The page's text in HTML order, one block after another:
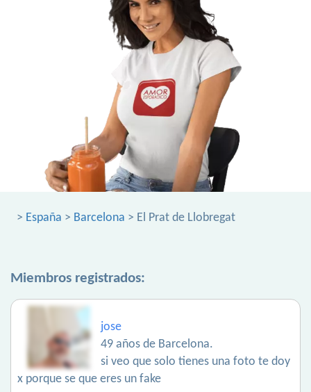
> España > Barcelona > El Prat de Llobregat
Miembros registrados:
jose
49 años de Barcelona.
si veo que solo tienes una foto te doy
x porque se que eres un fake